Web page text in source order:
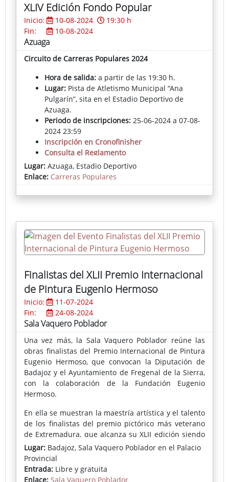
XLIV Edición Fondo Popular
Inicio: 10-08-2024
19:30 h
Fin:
10-08-2024
Azuaga
Circuito de Carreras Populares 2024
Hora de salida: a partir de las 19:30 h.
Lugar: Pista de Atletismo Municipal “Ana
Pulgarín”, sita en el Estadio Deportivo de
Azuaga.
Periodo de inscripciones: 25-06-2024 a 07-08-
2024 23:59
Inscripción en Cronofinisher
Consulta el Reglamento
Lugar: Azuaga, Estadio Deportivo
Enlace: Carreras Populares
Finalistas del XLII Premio Internacional
de Pintura Eugenio Hermoso
Inicio:
11-07-2024
Fin:
24-08-2024
Sala Vaquero Poblador
Una vez más, la Sala Vaquero Poblador reúne las
obras finalistas del Premio Internacional de Pintura
Eugenio Hermoso, que convocan la Diputación de
Badajoz y el Ayuntamiento de Fregenal de la Sierra,
con la colaboración de la Fundación Eugenio
Hermoso.
En ella se muestran la maestría artística y el talento
de los finalistas del premio pictórico más veterano
de Extremadura, que alcanza su XLII edición siendo
una referencia ineludible entre los certámenes más
importantes de nuestra provincia.
Un Jurado compuesto por importantes
Lugar: Badajoz, Sala Vaquero Poblador en el Palacio
Provincial
Entrada: Libre y gratuita
Enlace: Sala Vaquero Poblador